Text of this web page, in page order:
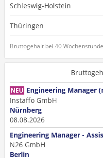
Schleswig-Holstein
Thüringen
Bruttogehalt bei 40
NEU Engineering Manager
Instaffo GmbH
Nürnberg
08.08.2026
Engineering Manager -
N26 GmbH
Berlin